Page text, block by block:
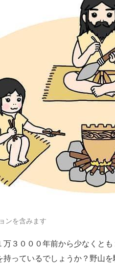
ンを含みます
３０００年前から少なくと
持っているでしょうか？野山